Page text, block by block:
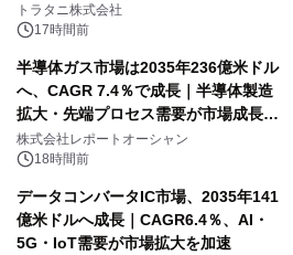
説
トラタニ株式会社
17時間前
半導体ガス市場は2035年236億米ドル
へ、CAGR 7.4％で成長｜半導体製造
拡大・先端プロセス需要が市場成長を
加速
株式会社レポートオーシャン
18時間前
データコンバータIC市場、2035年141
億米ドルへ成長｜CAGR6.4％、AI・
5G・IoT需要が市場拡大を加速